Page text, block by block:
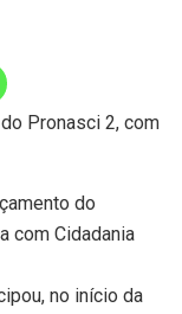
do
com Cidadania
no início da